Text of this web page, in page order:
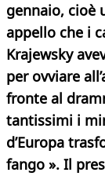
gennaio, cioè
appello che i
Krajewsky
per ovviare
fronte al
tantissimi i
d’Europa
fango ». Il